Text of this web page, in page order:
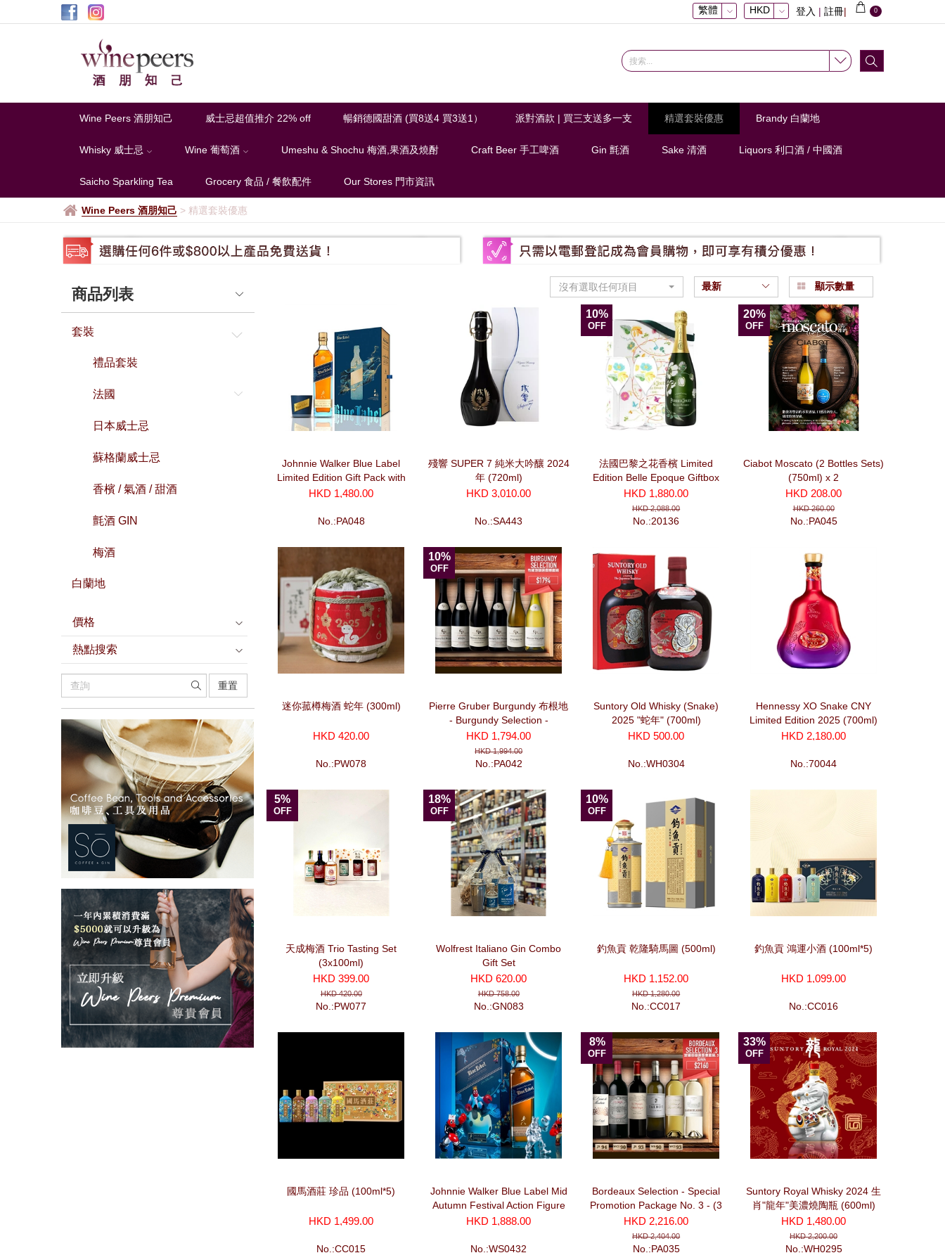
裝
| 0
登入 | 註冊
HKD
繁體
Wine Peers 酒朋知己 威士忌超值推介 22% off 暢銷德國甜酒 (買8送4 買3送1） 派對酒款 | 買三支送多一支 精選套裝優惠 Brandy 白蘭地
Whisky 威士忌 Wine 葡萄酒 Umeshu & Shochu 梅酒,果酒及燒酎 Craft Beer 手工啤酒 Gin 氈酒 Sake 清酒 Liquors 利口酒 / 中國酒
Saicho Sparkling Tea Grocery 食品 / 餐飲配件 Our Stores 門市資訊
Wine Peers 酒朋知己 > 精選套裝優惠
商品列表
套裝
禮品套裝
法國
日本威士忌
蘇格蘭威士忌
香檳 / 氣酒 / 甜酒
氈酒 GIN
梅酒
白蘭地
價格
熱點搜索
重置
沒有選取任何項目 顯示數量
最新
Johnnie Walker Blue Label
Limited Edition Gift Pack with
Scented Candle 連蠟燭套裝
HKD 1,480.00
No.:PA048
殘響 SUPER 7 純米大吟釀 2024
年 (720ml)
HKD 3,010.00
No.:SA443
10%
OFF
法國巴黎之花香檳 Limited
Edition Belle Epoque Giftbox
Marcin Rusak 2016 (750ml) 連
香檳杯套裝
HKD 1,880.00
HKD 2,088.00
No.:20136
20%
OFF
Ciabot Moscato (2 Bottles Sets)
(750ml) x 2
HKD 208.00
HKD 260.00
No.:PA045
迷你菰樽梅酒 蛇年 (300ml)
HKD 420.00
No.:PW078
10%
OFF
Pierre Gruber Burgundy 布根地
- Burgundy Selection -
Promotion Package (6 bottles)
HKD 1,794.00
HKD 1,994.00
No.:PA042
Suntory Old Whisky (Snake)
2025 "蛇年" (700ml)
HKD 500.00
No.:WH0304
Hennessy XO Snake CNY
Limited Edition 2025 (700ml)
HKD 2,180.00
No.:70044
5%
OFF
天成梅酒 Trio Tasting Set
(3x100ml)
HKD 399.00
HKD 420.00
No.:PW077
18%
OFF
Wolfrest Italiano Gin Combo
Gift Set
HKD 620.00
HKD 758.00
No.:GN083
10%
OFF
釣魚貢 乾隆騎馬圖 (500ml)
HKD 1,152.00
HKD 1,280.00
No.:CC017
釣魚貢 鴻運小酒 (100ml*5)
HKD 1,099.00
No.:CC016
國馬酒莊 珍品 (100ml*5)
HKD 1,499.00
No.:CC015
Johnnie Walker Blue Label Mid
Autumn Festival Action Figure
(750ml)
HKD 1,888.00
No.:WS0432
8%
OFF
Bordeaux Selection - Special
Promotion Package No. 3 - (3
Red + 3 White bottles)波爾多精
選優惠套裝 No. 3
HKD 2,216.00
HKD 2,404.00
No.:PA035
33%
OFF
Suntory Royal Whisky 2024 生
肖"龍年"美濃燒陶瓶 (600ml)
HKD 1,480.00
HKD 2,200.00
No.:WH0295